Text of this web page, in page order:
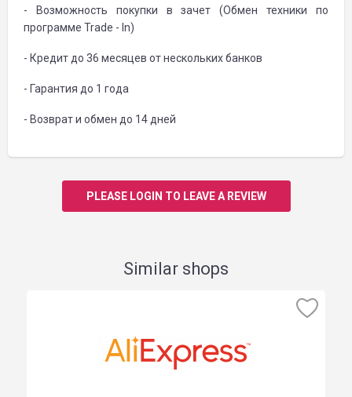
- Возможность покупки в зачет (Обмен техники по
программе Trade - In)
- Кредит до 36 месяцев от нескольких банков
- Гарантия до 1 года
- Возврат и обмен до 14 дней
PLEASE LOGIN TO LEAVE A REVIEW
Similar shops